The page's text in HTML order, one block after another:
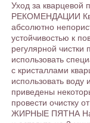
Уход за
РЕКОМЕНДАЦИИ
абсолютно
устойчивостью к
регулярной чистки
использовать
с кристаллами
использовать
приведены
провести очистку
ЖИРНЫЕ ПЯТНА